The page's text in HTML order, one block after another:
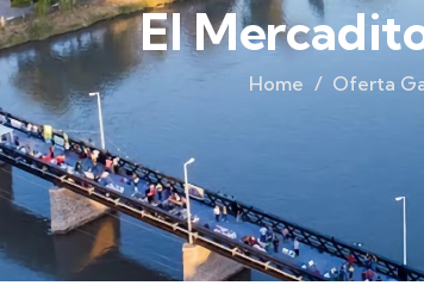
El
Home Oferta